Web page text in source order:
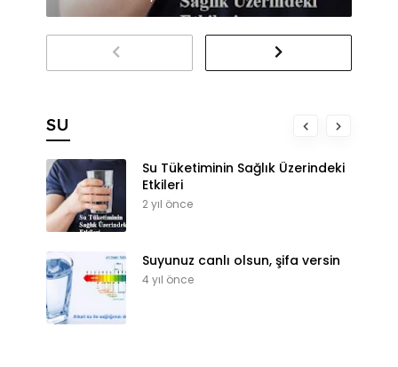
SU
Su Tüketiminin Sağlık Üzerindeki
Etkileri
2 yıl önce
Suyunuz canlı olsun, şifa versin
4 yıl önce